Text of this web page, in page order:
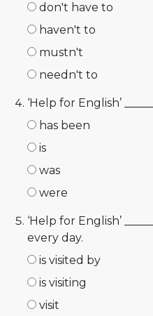
don't have to
haven't to
mustn't
needn't to
‘Help for English’
has been
is
was
were
‘Help for English’
every day.
is visited by
is visiting
visit